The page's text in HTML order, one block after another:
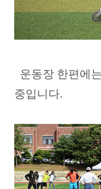
운동장 한편에
중입니다.